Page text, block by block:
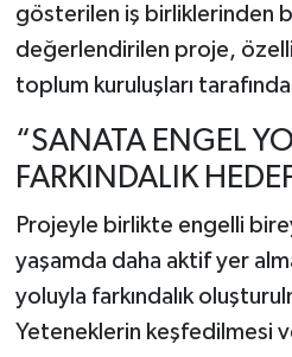
gösterilen iş birliklerinden
değerlendirilen proje,
toplum kuruluşları
“SANATA ENGEL
FARKINDALIK
Projeyle birlikte engelli
yaşamda daha aktif yer
yoluyla farkındalık
Yeteneklerin keşfedilmesi